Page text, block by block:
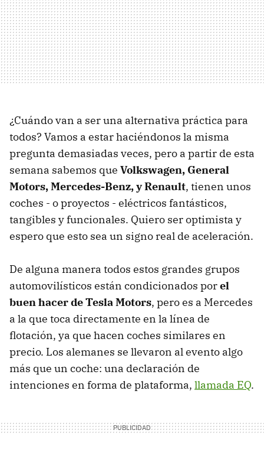
¿Cuándo van a ser una alternativa práctica para
todos? Vamos a estar haciéndonos la misma
pregunta demasiadas veces, pero a partir de esta
semana sabemos que Volkswagen, General
Motors, Mercedes-Benz, y Renault, tienen unos
coches - o proyectos - eléctricos fantásticos,
tangibles y funcionales. Quiero ser optimista y
espero que esto sea un signo real de aceleración.
De alguna manera todos estos grandes grupos
automovilísticos están condicionados porel
buen hacer de Tesla Motors, pero es a Mercedes
a la que toca directamente en la línea de
flotación, ya que hacen coches similares en
precio. Los alemanes se llevaron al evento algo
más que un coche: una declaración de
intenciones en forma de plataforma, llamada EQ.